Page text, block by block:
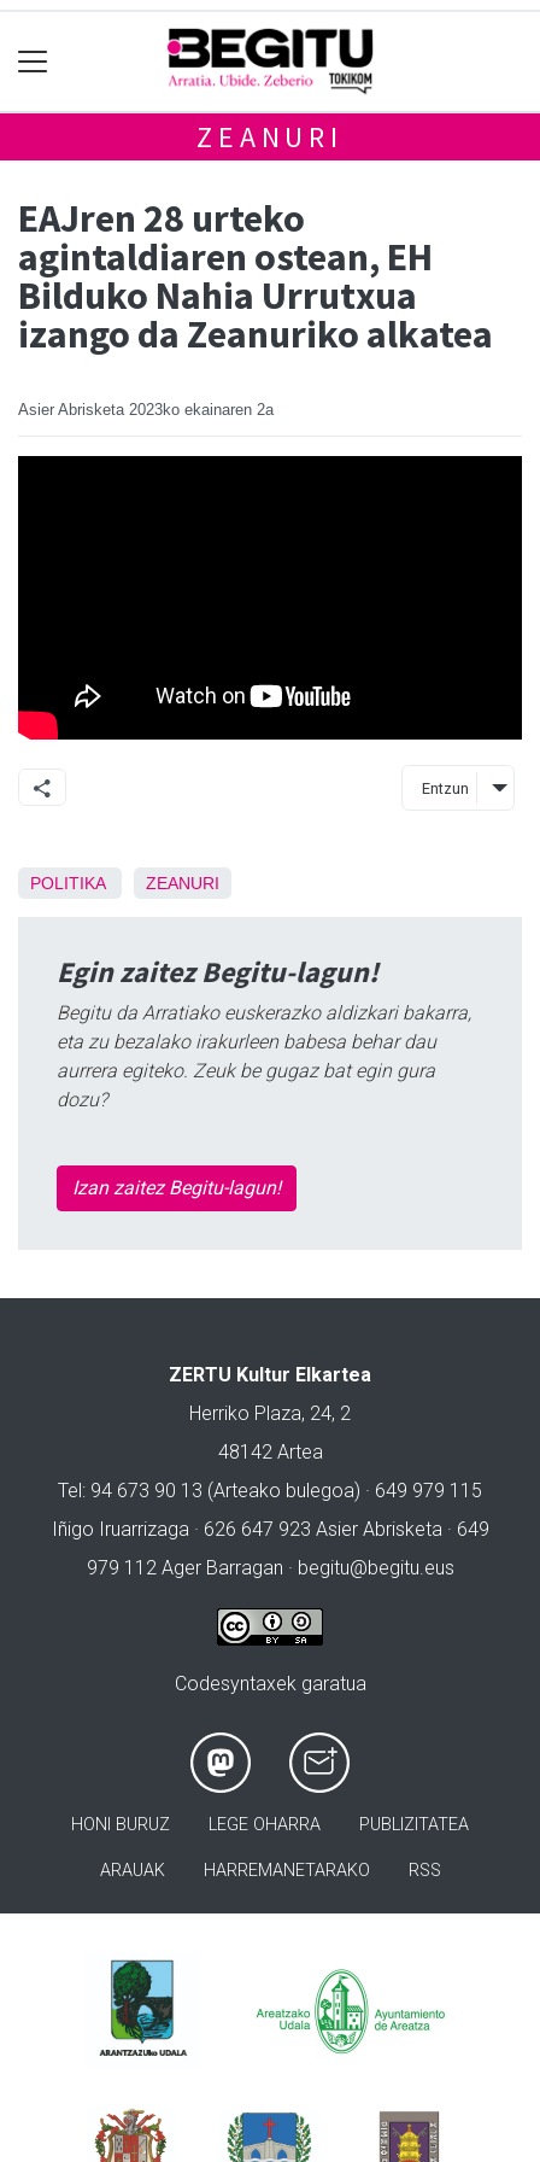
ZEANURI
EAJren 28 urteko
agintaldiaren ostean, EH
Bilduko Nahia Urrutxua
izango da Zeanuriko alkatea
Asier Abrisketa 2023ko ekainaren 2a
Entzun
POLITIKA ZEANURI
Egin zaitez Begitu-lagun!
Begitu da Arratiako euskerazko aldizkari bakarra,
eta zu bezalako irakurleen babesa behar dau
aurrera egiteko. Zeuk be gugaz bat egin gura
dozu?
Izan zaitez Begitu-lagun!
ZERTU Kultur Elkartea
Herriko Plaza, 24, 2
48142 Artea
Tel: 94 673 90 13 (Arteako bulegoa) · 649 979 115
Iñigo Iruarrizaga · 626 647 923 Asier Abrisketa · 649
979 112 Ager Barragan · begitu@begitu.eus
Codesyntaxek garatua
HONI BURUZ LEGE OHARRA PUBLIZITATEA
ARAUAK HARREMANETARAKO RSS